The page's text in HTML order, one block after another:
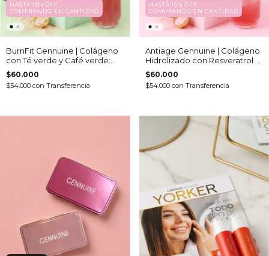
HASTA 15% OFF
COMPRANDO EN CANTIDAD
BurnFit Gennuine | Colágeno
con Té verde y Café verde:
Activos Termogénicos y
Metabólicos (Pote 240 gr)
$60.000
$54.000 con Transferencia
HASTA 15% OFF
COMPRANDO EN CANTIDAD
Antiage Gennuine | Colágeno
Hidrolizado con Resveratrol y
Q10 (Pote 240 gr)
$60.000
$54.000 con Transferencia